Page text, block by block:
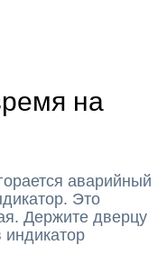
на
аварийный
Это
Держите дверцу
индикатор